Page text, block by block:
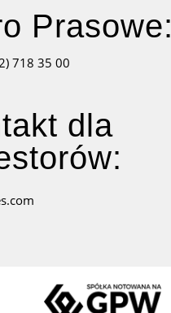
Prasowe:
718 35 00
dla